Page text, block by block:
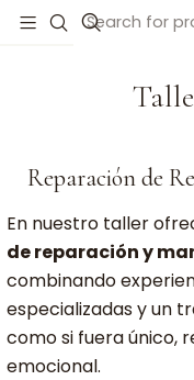
Inicio Taller de
Reparación de
En nuestro taller
de reparación y
combinando
especializadas y un
como si fuera único,
emocional.